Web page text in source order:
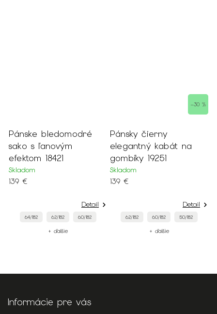
Pánske bledomodré
sako s ľanovým
efektom 18421
Skladom
139 €
Detail
64/182 62/182 60/182
+ ďalšie
–30 %
Pánsky čierny
elegantný kabát na
gombíky 19251
Skladom
139 €
Detail
62/182 60/182 50/182
+ ďalšie
Informácie pre vás